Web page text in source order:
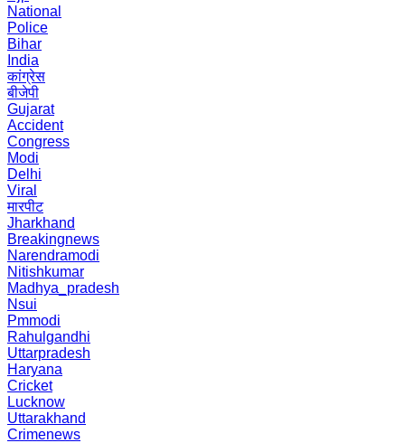
National
Police
Bihar
India
कांग्रेस
बीजेपी
Gujarat
Accident
Congress
Modi
Delhi
Viral
मारपीट
Jharkhand
Breakingnews
Narendramodi
Nitishkumar
Madhya_pradesh
Nsui
Pmmodi
Rahulgandhi
Uttarpradesh
Haryana
Cricket
Lucknow
Uttarakhand
Crimenews